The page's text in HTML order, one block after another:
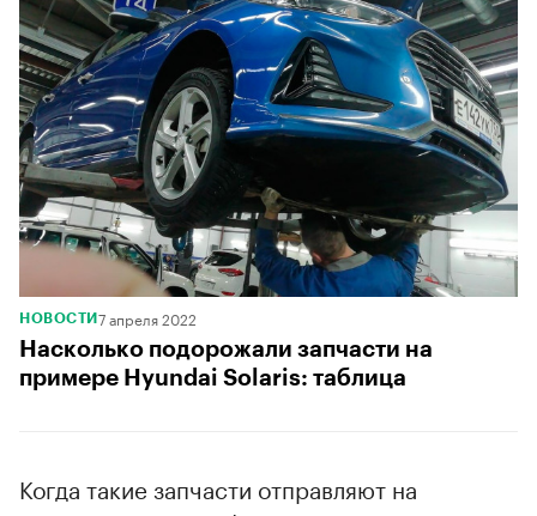
НОВОСТИ 7 апреля 2022
Насколько подорожали запчасти на
примере Hyundai Solaris: таблица
Когда такие запчасти отправляют на